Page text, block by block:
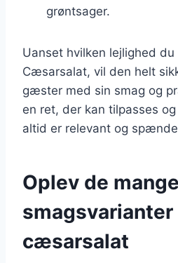
grøntsager.
Uanset hvilken lejlighed
Cæsarsalat, vil den helt
gæster med sin smag og
en ret, der kan tilpasses
altid er relevant og
Oplev de mange
smagsvarianter
cæsarsalat